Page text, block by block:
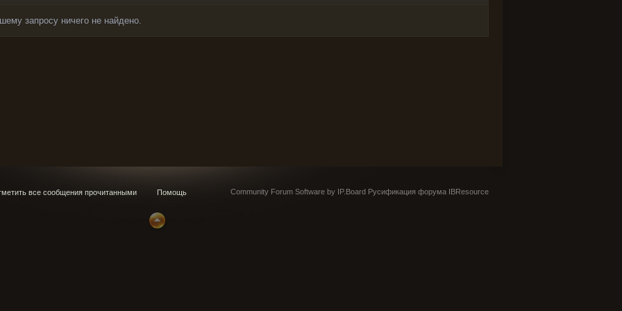
запросу ничего не найдено.
все сообщения прочитанными Помощь Community Forum Software by IP.Board Русификация форума IBResource